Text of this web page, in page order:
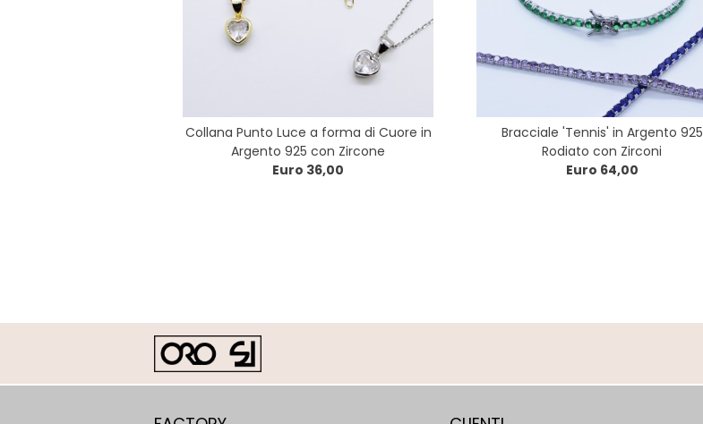
Collana Punto Luce a forma di Cuore in
Argento 925 con Zircone
Euro 36,00
Bracciale 'Tennis' in Argento 925
Rodiato con Zirconi
Euro 64,00